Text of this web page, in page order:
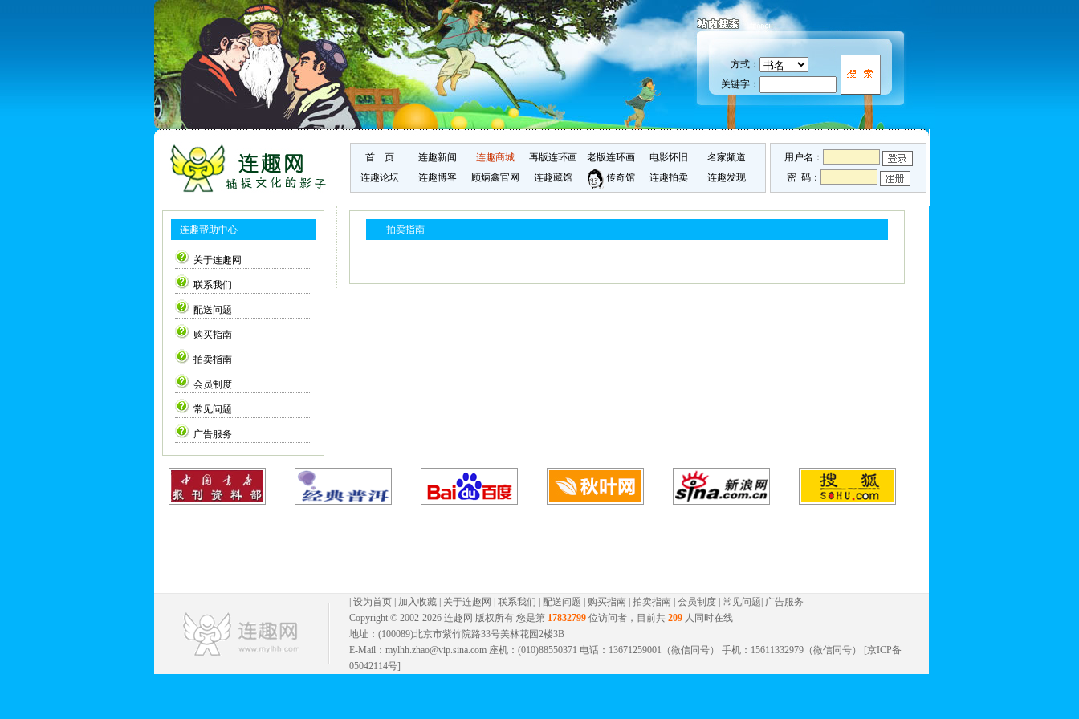
方式：
关键字：
首 页 连趣新闻 连趣商城 再版连环画 老版连环画 电影怀旧
名家频道
连趣论坛
连趣博客 顾炳鑫官网 连趣藏馆 传奇馆 连趣拍卖 连趣发现
用户名：
密 码：
连趣帮助中心
关于连趣网
联系我们
配送问题
购买指南
拍卖指南
会员制度
常见问题
广告服务
拍卖指南
设为首页 加入收藏 关于连趣网 联系我们 配送问题 购买指南 拍卖指南 会员制度 常见问题 广告服务
Copyright © 2002-2026 连趣网 版权所有 您是第 17832799 位访问者，目前共 209 人同时在线
地址：(100089)北京市紫竹院路33号美林花园2楼3B
E-Mail：mylhh.zhao@vip.sina.com 座机：(010)88550371 电话：13671259001（微信同号） 手机：15611332979（微信同号） [京ICP备
05042114号]